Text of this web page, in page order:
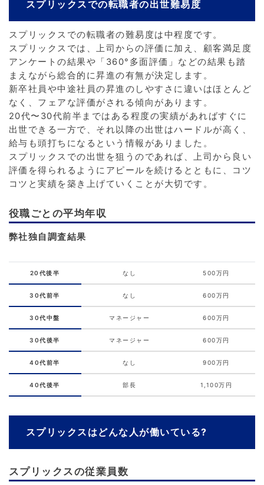
スプリックスでの転職者の出世難易度
スプリックスでの転職者の難易度は中程度です。
スプリックスでは、上司からの評価に加え、顧客満足度
アンケートの結果や「360°多面評価」などの結果も踏
まえながら総合的に昇進の有無が決定します。
新卒社員や中途社員の昇進のしやすさに違いはほとんど
なく、フェアな評価がされる傾向があります。
20代〜30代前半まではある程度の実績があればすぐに
出世できる一方で、それ以降の出世はハードルが高く、
給与も頭打ちになるという情報がありました。
スプリックスでの出世を狙うのであれば、上司から良い
評価を得られるようにアピールを続けるとともに、コツ
コツと実績を築き上げていくことが大切です。
役職ごとの平均年収
弊社独自調査結果
20代後半 なし 500万円
30代前半 なし 600万円
30代中盤 マネージャー 600万円
30代後半 マネージャー 600万円
40代前半 なし 900万円
40代後半 部長 1,100万円
スプリックスはどんな人が働いている?
スプリックスの従業員数